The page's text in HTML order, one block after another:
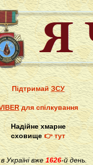
ПідтримайЗСУ
для спілкування
Надійне хмарне
сховище👉 тут
в Україні вже1626-й день.